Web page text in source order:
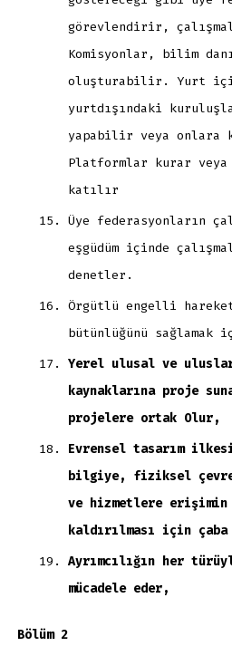
görevlendirir,
Komisyonlar, bilim
oluşturabilir. Yurt
yurtdışındaki
yapabilir veya
Platformlar kurar veya
katılır
Üye federasyonların
eşgüdüm içinde
denetler.
Örgütlü engelli
bütünlüğünü
Yerel ulusal ve
kaynaklarına proje
projelere ortak Olur,
Evrensel tasarım
bilgiye, fiziksel
ve hizmetlere erişimin
kaldırılması için
Ayrımcılığın her
mücadele eder,
Bölüm 2